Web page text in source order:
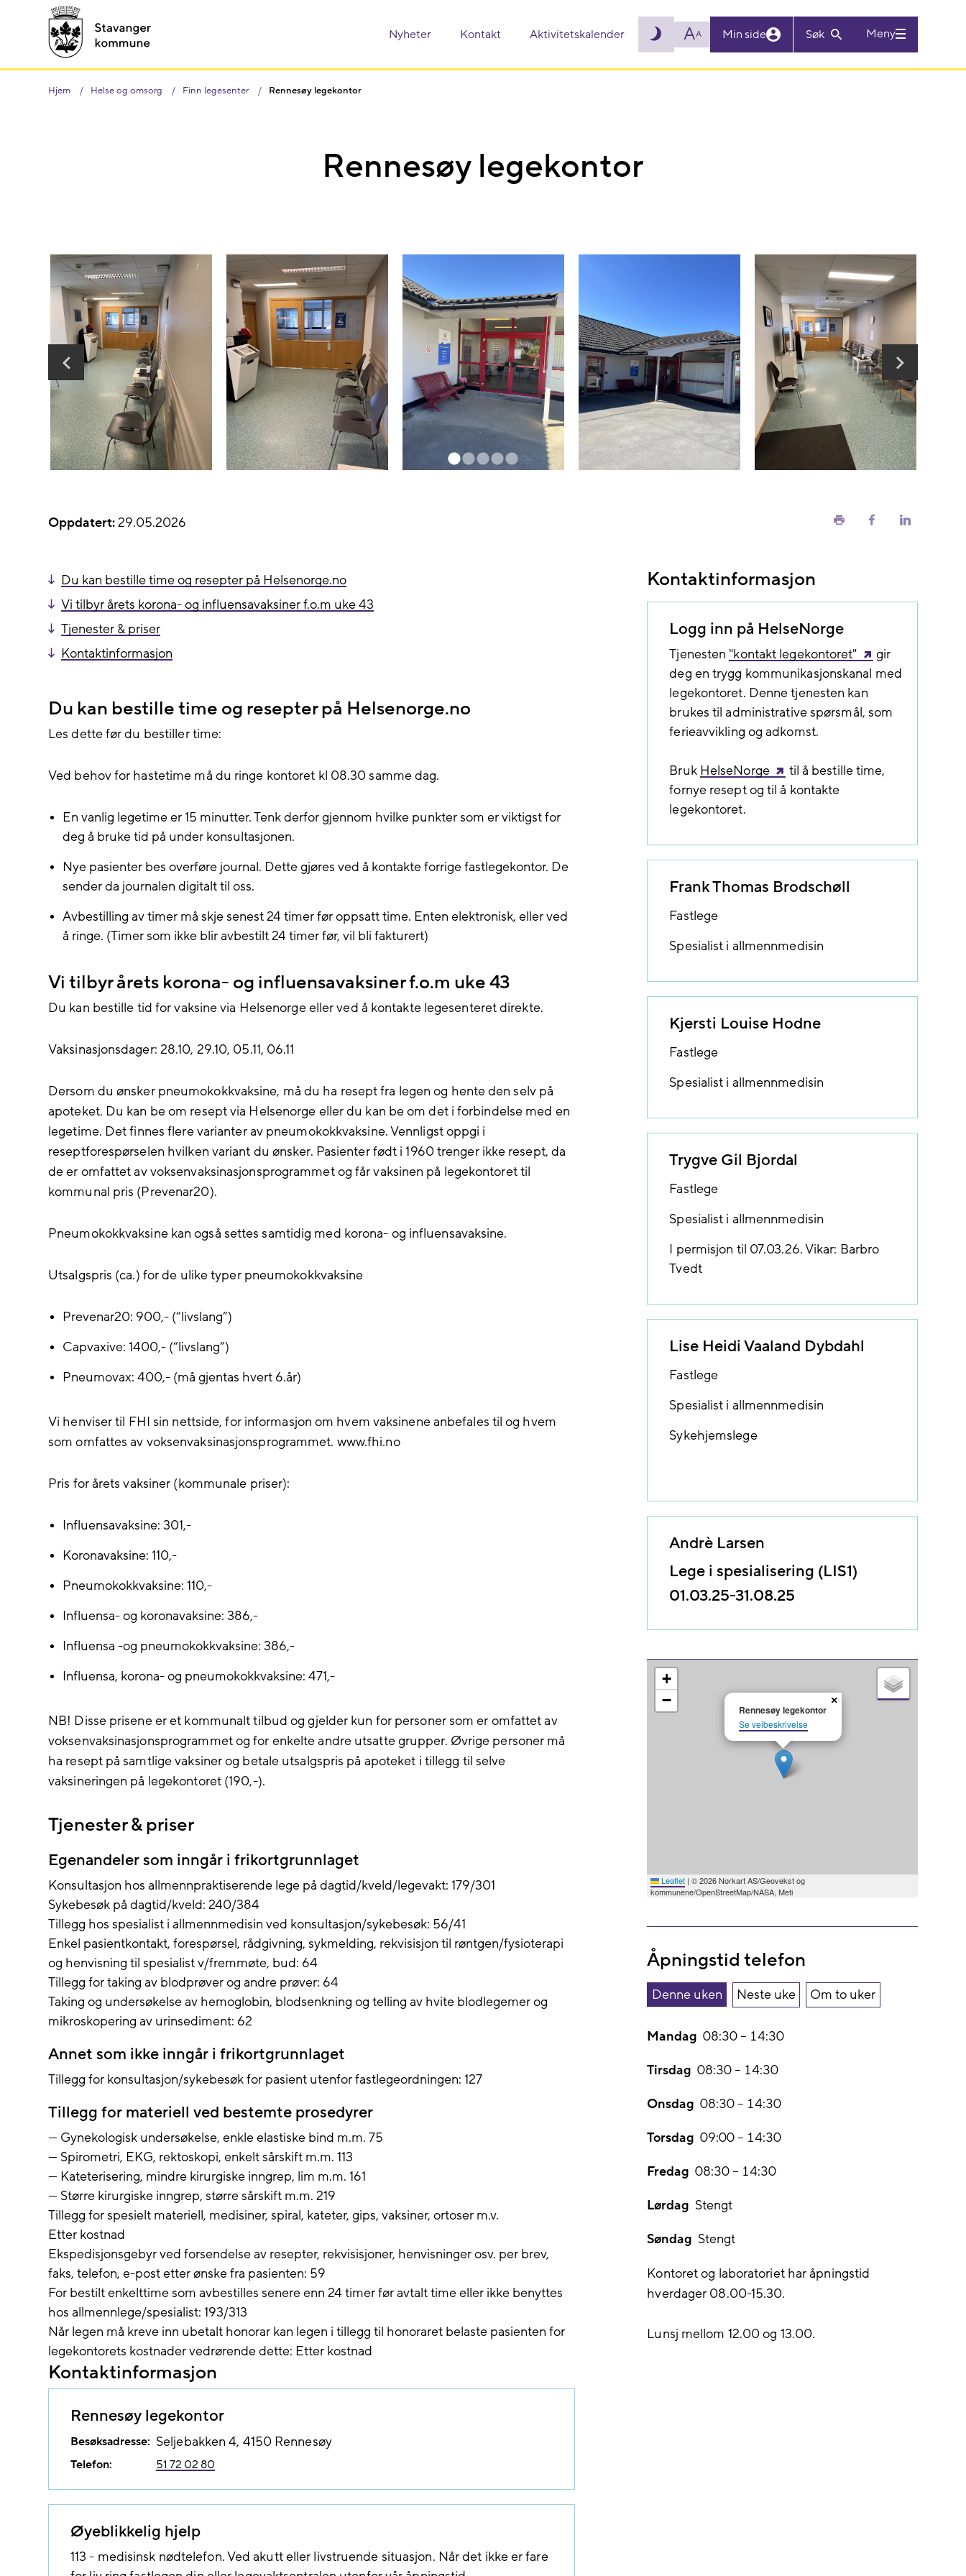
Nyheter Kontakt Aktivitetskalender AA Min side Søk Meny
Hjem Helse og omsorg Finn legesenter Rennesøy legekontor
Rennesøy legekontor
Oppdatert: 29.05.2026
Skriv Del
Del
Kontaktinformasjon
Logg inn på HelseNorge
Tjenesten "kontakt legekontoret"
gir
deg en trygg kommunikasjonskanal med
legekontoret. Denne tjenesten kan
brukes til administrative spørsmål, som
ferieavvikling og adkomst.
Bruk HelseNorge
til å bestille time,
fornye resept og til å kontakte
legekontoret.
Frank Thomas Brodschøll
Fastlege
Spesialist i allmennmedisin
Kjersti Louise Hodne
Fastlege
Spesialist i allmennmedisin
Trygve Gil Bjordal
Fastlege
Spesialist i allmennmedisin
I permisjon til 07.03.26. Vikar: Barbro
Tvedt
Lise Heidi Vaaland Dybdahl
Fastlege
Spesialist i allmennmedisin
Sykehjemslege
Andrè Larsen
Lege i spesialisering (LIS1)
01.03.25-31.08.25
Rennesøy legekontor
Se veibeskrivelse
×
+
−
Leaflet | © 2026 Norkart AS/Geovekst og
kommunene/OpenStreetMap/NASA, Meti
Åpningstid telefon
Denne uken Neste uke Om to uker
Mandag 08:30 – 14:30
Tirsdag 08:30 – 14:30
Onsdag 08:30 – 14:30
Torsdag 09:00 – 14:30
Fredag 08:30 – 14:30
Lørdag Stengt
Søndag Stengt
Kontoret og laboratoriet har åpningstid
hverdager 08.00-15.30.
Lunsj mellom 12.00 og 13.00.
Du kan bestille time og resepter på Helsenorge.no
Vi tilbyr årets korona- og influensavaksiner f.o.m uke 43
Tjenester & priser
Kontaktinformasjon
Du kan bestille time og resepter på Helsenorge.no
Les dette før du bestiller time:
Ved behov for hastetime må du ringe kontoret kl 08.30 samme dag.
En vanlig legetime er 15 minutter. Tenk derfor gjennom hvilke punkter som er viktigst for
deg å bruke tid på under konsultasjonen.
Nye pasienter bes overføre journal. Dette gjøres ved å kontakte forrige fastlegekontor. De
sender da journalen digitalt til oss.
Avbestilling av timer må skje senest 24 timer før oppsatt time. Enten elektronisk, eller ved
å ringe. (Timer som ikke blir avbestilt 24 timer før, vil bli fakturert)
Vi tilbyr årets korona- og influensavaksiner f.o.m uke 43
Du kan bestille tid for vaksine via Helsenorge eller ved å kontakte legesenteret direkte.
Vaksinasjonsdager: 28.10, 29.10, 05.11, 06.11
Dersom du ønsker pneumokokkvaksine, må du ha resept fra legen og hente den selv på
apoteket. Du kan be om resept via Helsenorge eller du kan be om det i forbindelse med en
legetime. Det finnes flere varianter av pneumokokkvaksine. Vennligst oppgi i
reseptforespørselen hvilken variant du ønsker. Pasienter født i 1960 trenger ikke resept, da
de er omfattet av voksenvaksinasjonsprogrammet og får vaksinen på legekontoret til
kommunal pris (Prevenar20).
Pneumokokkvaksine kan også settes samtidig med korona- og influensavaksine.
Utsalgspris (ca.) for de ulike typer pneumokokkvaksine
Prevenar20: 900,- (“livslang”)
Capvaxive: 1400,- (“livslang”)
Pneumovax: 400,- (må gjentas hvert 6.år)
Vi henviser til FHI sin nettside, for informasjon om hvem vaksinene anbefales til og hvem
som omfattes av voksenvaksinasjonsprogrammet. www.fhi.no
Pris for årets vaksiner (kommunale priser):
Influensavaksine: 301,-
Koronavaksine: 110,-
Pneumokokkvaksine: 110,-
Influensa- og koronavaksine: 386,-
Influensa -og pneumokokkvaksine: 386,-
Influensa, korona- og pneumokokkvaksine: 471,-
NB! Disse prisene er et kommunalt tilbud og gjelder kun for personer som er omfattet av
voksenvaksinasjonsprogrammet og for enkelte andre utsatte grupper. Øvrige personer må
ha resept på samtlige vaksiner og betale utsalgspris på apoteket i tillegg til selve
vaksineringen på legekontoret (190,-).
Tjenester & priser
Egenandeler som inngår i frikortgrunnlaget
Konsultasjon hos allmennpraktiserende lege på dagtid/kveld/legevakt: 179/301
Sykebesøk på dagtid/kveld: 240/384
Tillegg hos spesialist i allmennmedisin ved konsultasjon/sykebesøk: 56/41
Enkel pasientkontakt, forespørsel, rådgivning, sykmelding, rekvisisjon til røntgen/fysioterapi
og henvisning til spesialist v/fremmøte, bud: 64
Tillegg for taking av blodprøver og andre prøver: 64
Taking og undersøkelse av hemoglobin, blodsenkning og telling av hvite blodlegemer og
mikroskopering av urinsediment: 62
Annet som ikke inngår i frikortgrunnlaget
Tillegg for konsultasjon/sykebesøk for pasient utenfor fastlegeordningen: 127
Tillegg for materiell ved bestemte prosedyrer
--- Gynekologisk undersøkelse, enkle elastiske bind m.m. 75
--- Spirometri, EKG, rektoskopi, enkelt sårskift m.m. 113
--- Kateterisering, mindre kirurgiske inngrep, lim m.m. 161
--- Større kirurgiske inngrep, større sårskift m.m. 219
Tillegg for spesielt materiell, medisiner, spiral, kateter, gips, vaksiner, ortoser m.v.
Etter kostnad
Ekspedisjonsgebyr ved forsendelse av resepter, rekvisisjoner, henvisninger osv. per brev,
faks, telefon, e-post etter ønske fra pasienten: 59
For bestilt enkelttime som avbestilles senere enn 24 timer før avtalt time eller ikke benyttes
hos allmennlege/spesialist: 193/313
Når legen må kreve inn ubetalt honorar kan legen i tillegg til honoraret belaste pasienten for
legekontorets kostnader vedrørende dette: Etter kostnad
Kontaktinformasjon
Rennesøy legekontor
Besøksadresse: Seljebakken 4 4150 Rennesøy
Telefon: 51 72 02 80
Øyeblikkelig hjelp
113 - medisinsk nødtelefon. Ved akutt eller livstruende situasjon. Når det ikke er fare